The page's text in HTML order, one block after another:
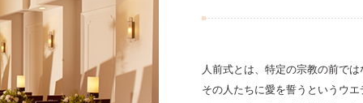
人前式とは、特定の宗教の前で
その人たちに愛を誓うというウ